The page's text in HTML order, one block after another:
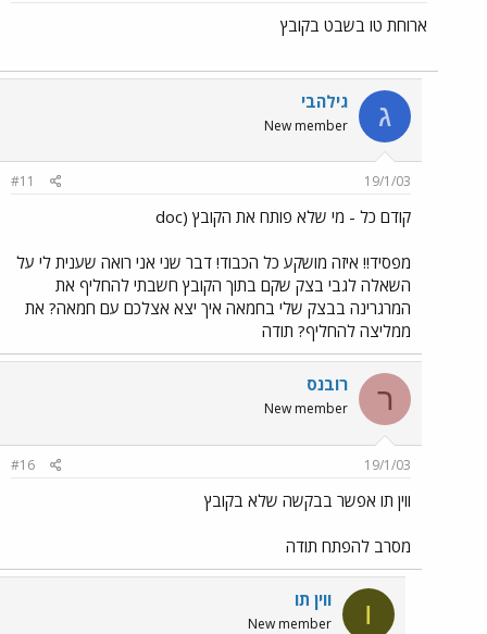
ארוחת טו בשבט בקובץ
ג גילהבי
New member
19/1/03
#11
קודם כל - מי שלא פותח את הקובץ (doc
מפסיד!! איזה מושקע כל הכבוד! דבר שני אני רואה שענית לי על
השאלה לגבי בצק שקם בתוך הקובץ חשבתי להחליף את
המרגרינה בבצק שלי בחמאה איך יצא אצלכם עם חמאה? את
ממליצה להחליף? תודה
ר רובנס
New member
19/1/03
#16
ווין תו אפשר בבקשה שלא בקובץ
מסרב להפתח תודה
ו ווין תו
New member